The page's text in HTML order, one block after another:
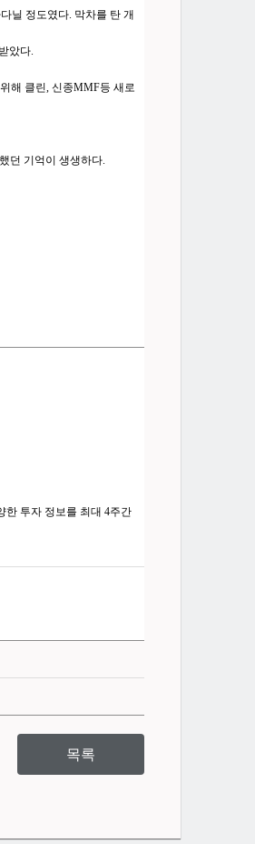
닐 정도였다. 막차를 탄 개
았다.
해 클린, 신종MMF등 새로
던 기억이 생생하다.
한 투자 정보를 최대 4주간
목록